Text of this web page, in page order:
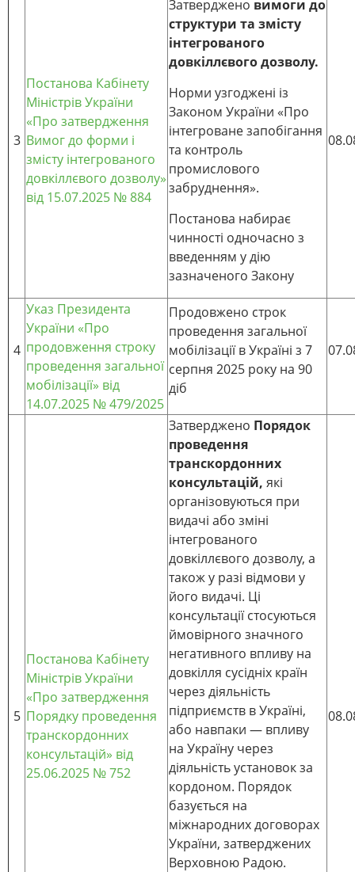
3
Постанова Кабінету
Міністрів України
«Про затвердження
Вимог до форми і
змісту інтегрованого
довкіллєвого дозволу»
від 15.07.2025 № 884
Затверджено вимоги до
структури та змісту
інтегрованого
довкіллєвого дозволу.
Норми узгоджені із
Законом України «Про
інтегроване запобігання
та контроль
промислового
забруднення».
Постанова набирає
чинності одночасно з
введенням у дію
зазначеного Закону
4
Указ Президента
України «Про
продовження строку
проведення загальної
мобілізації» від
14.07.2025 № 479/2025
Продовжено строк
проведення загальної
мобілізації в Україні з 7
серпня 2025 року на 90
діб
5
Постанова Кабінету
Міністрів України
«Про затвердження
Порядку проведення
транскордонних
консультацій» від
25.06.2025 № 752
Затверджено Порядок
проведення
транскордонних
консультацій, які
організовуються при
видачі або зміні
інтегрованого
довкіллєвого дозволу, а
також у разі відмови у
його видачі. Ці
консультації стосуються
ймовірного значного
негативного впливу на
довкілля сусідніх країн
через діяльність
підприємств в Україні,
або навпаки — впливу
на Україну через
діяльність установок за
кордоном. Порядок
базується на
міжнародних договорах
України, затверджених
Верховною Радою.